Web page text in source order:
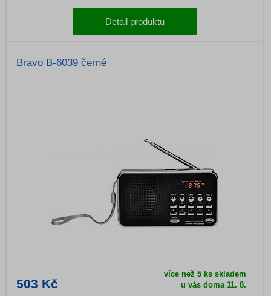
Detail produktu
Bravo B-6039 černé
503 Kč
více než 5 ks skladem
u vás doma11. 8.